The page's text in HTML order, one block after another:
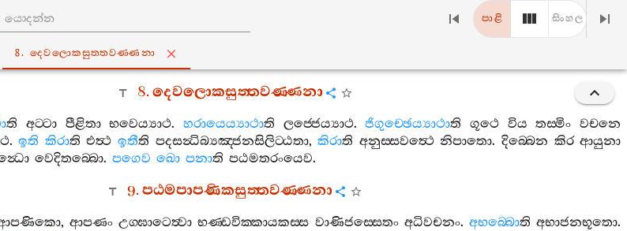
පාළි සිංහල
8. දෙවලොකසුත‍්තවණ‍්ණනා
8.දෙවලොකසුත‍්තවණ‍්ණනා
ති අට‍්ටා පීළිතා භවෙය්‍යාථ. හරායෙය්‍යාථාති ලජ‍්ජෙය්‍යාථ.ජිගුච‍්ඡෙය්‍යාථාති ගූථෙ විය තස‍්මිං වචනෙ
.ඉති කිරාති එත්‍ථ ඉතීති පදසන්‍ධිබ්‍යඤ‍්ජනසිලිට‍්ඨතා,කිරාති අනුස‍්සවත්‍ථෙ නිපාතො. දිබ‍්බෙන කිර ආයුනා
වෙදිතබ‍්බො. පගෙව ඛො පනාති පඨමතරංයෙව.
9.පඨමපාපණිකසුත‍්තවණ‍්ණනා
,ආපණං උග‍්ඝාටෙත්‍වා භණ‍්ඩවික‍්කායකස‍්ස වාණිජස‍්සෙතං අධිවචනං. අභබ‍්බොති අභාජනභූතො.